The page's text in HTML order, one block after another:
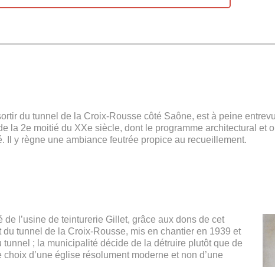
du tunnel de la Croix-Rousse côté Saône, est à peine
la 2e moitié du XXe siècle, dont le programme architectural et
Il y règne une ambiance feutrée propice au recueillement.
l’usine de teinturerie Gillet, grâce aux dons de cet
tunnel de la Croix-Rousse, mis en chantier en 1939 et
tunnel ; la municipalité décide de la détruire plutôt que de
d’une église résolument moderne et non d’une